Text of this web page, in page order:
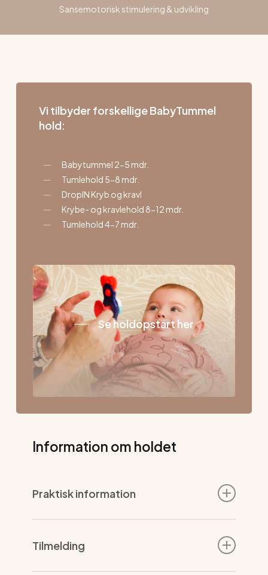
Sansemotorisk stimulering & udvikling
Vi tilbyder forskellige BabyTummel
hold:
Babytummel 2-5 mdr.
Tumlehold 5-8 mdr.
DropIN Kryb og kravl
Krybe- og kravlehold 8-12 mdr.
Tumlehold 4-7 mdr.
Se holdopstart her
Information om holdet
Praktisk information
den tid, I skal bruge på amning, skift af ble,
tryghed og trøst efter jeres behov.
Tilmelding